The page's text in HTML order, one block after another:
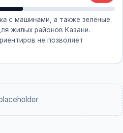
с машинами, а также зелёные
жилых районов Казани.
не позволяет